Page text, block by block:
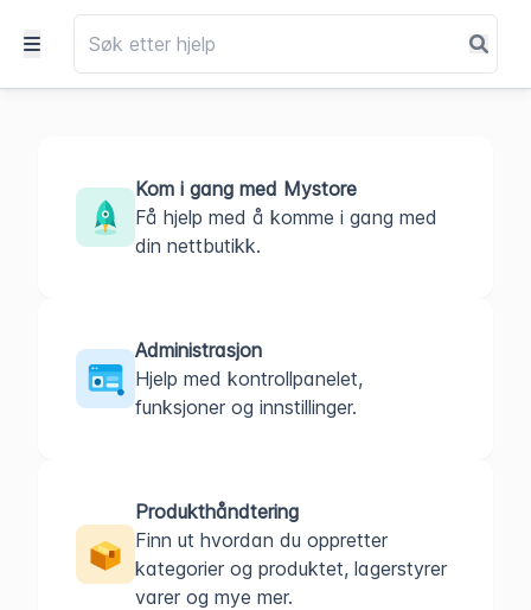
Kom i gang med Mystore
Få hjelp med å komme i gang med
din nettbutikk.
Administrasjon
Hjelp med kontrollpanelet,
funksjoner og innstillinger.
Produkthåndtering
Finn ut hvordan du oppretter
kategorier og produktet, lagerstyrer
varer og mye mer.